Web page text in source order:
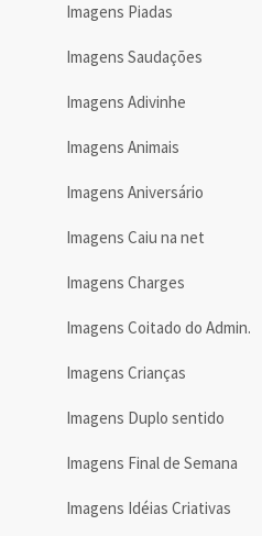
Imagens Piadas
Imagens Saudações
Imagens Adivinhe
Imagens Animais
Imagens Aniversário
Imagens Caiu na net
Imagens Charges
Imagens Coitado do Admin.
Imagens Crianças
Imagens Duplo sentido
Imagens Final de Semana
Imagens Idéias Criativas